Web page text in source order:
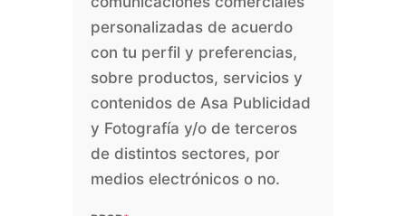
personalizadas de acuerdo
con tu perfil y preferencias,
sobre productos, servicios y
contenidos de Asa Publicidad
y Fotografía y/o de terceros
de distintos sectores, por
medios electrónicos o no.